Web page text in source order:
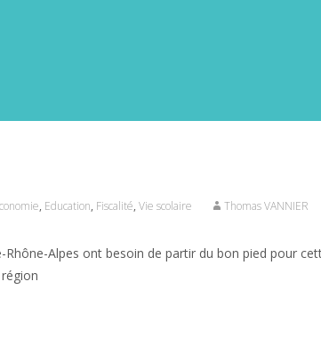
, Education, Fiscalité, Vie scolaire Thomas VANNIER
Alpes ont besoin de partir du bon pied pour